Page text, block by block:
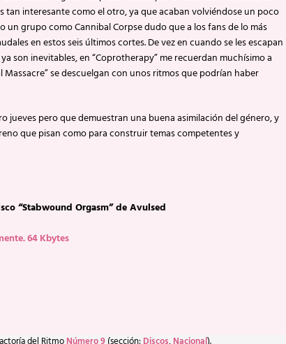
tan interesante como el otro, ya que acaban volviéndose un poco
un grupo como Cannibal Corpse dudo que a los fans de lo más
en estos seis últimos cortes. De vez en cuando se les escapan
son inevitables, en “Coprotherapy” me recuerdan muchísimo a
se descuelgan con unos ritmos que podrían haber
jueves pero que demuestran una buena asimilación del género, y
que pisan como para construir temas competentes y
“Stabwound Orgasm” de Avulsed
64 Kbytes